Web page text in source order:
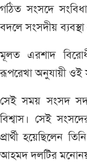
গঠিত সংসদে
বদলে সংসদীয়
মূলত এরশাদ
রূপরেখা অনুযায়ী ওই
সেই সময় সংসদ
বিশ্বাস। সেই
প্রার্থী হয়েছিলেন
আহমদ দলটির